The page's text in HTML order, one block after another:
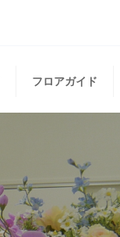
フロアガイド